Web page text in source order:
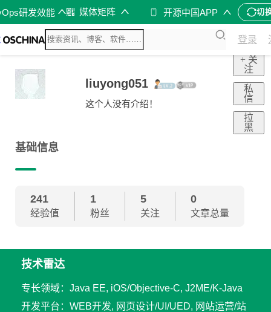
研发效能 媒体矩阵 开源中国APP 切
登录
liuyong051
这个人没有介绍！
+ 关
注
私
信
拉
黑
基础信息
241
经验值
1
粉丝
5
关注
0
文章总量
技术雷达
专长领域：Java EE, iOS/Objective-C, J2ME/K-Java
开发平台：WEB开发, 网页设计/UI/UED, 网站运营/站